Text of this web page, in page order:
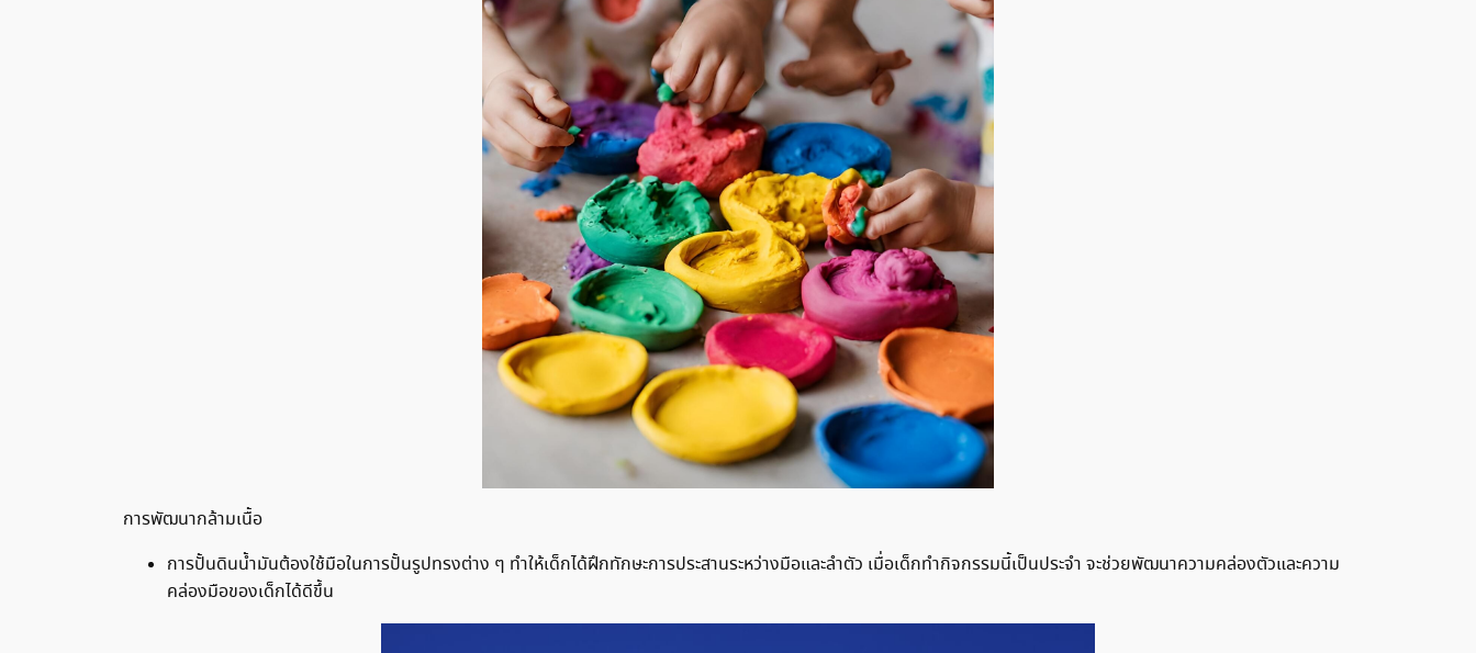
การพัฒนากล้ามเนื้อ
การปั้นดินน้ำมันต้องใช้มือในการปั้นรูปทรงต่าง ๆ ทำให้เด็กได้ฝึกทักษะการประสานระหว่างมือและลำตัว เมื่อเด็กทำกิจกรรมนี้เป็นประจำ จะช่วยพัฒนาความคล่องตัวและความ
คล่องมือของเด็กได้ดีขึ้น